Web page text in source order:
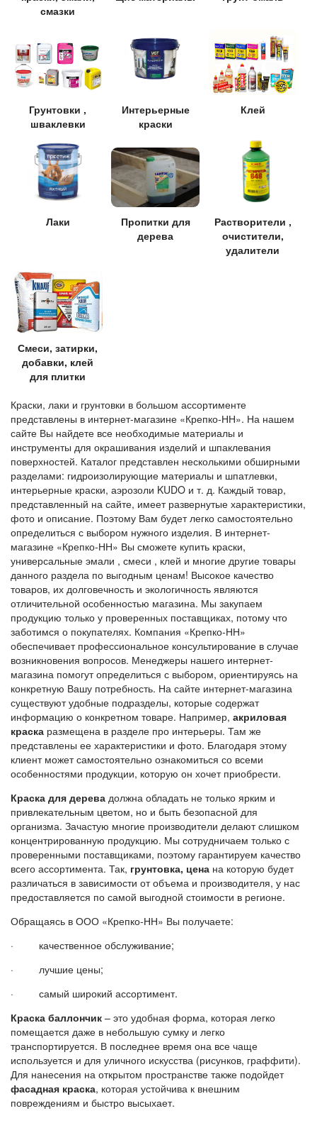
смазки
Грунтовки ,
шваклевки
Интерьерные
краски
Клей
Лаки
Пропитки для
дерева
Растворители ,
очистители,
удалители
Смеси, затирки,
добавки, клей
для плитки
Краски, лаки и грунтовки в большом ассортименте
представлены в интернет-магазине «Крепко-НН». На нашем
сайте Вы найдете все необходимые материалы и
инструменты для окрашивания изделий и шпаклевания
поверхностей. Каталог представлен несколькими обширными
разделами: гидроизолирующие материалы и шпатлевки,
интерьерные краски, аэрозоли KUDO и т. д. Каждый товар,
представленный на сайте, имеет развернутые характеристики,
фото и описание. Поэтому Вам будет легко самостоятельно
определиться с выбором нужного изделия. В интернет-
магазине «Крепко-НН» Вы сможете купить краски,
универсальные эмали , смеси , клей и многие другие товары
данного раздела по выгодным ценам! Высокое качество
товаров, их долговечность и экологичность являются
отличительной особенностью магазина. Мы закупаем
продукцию только у проверенных поставщиках, потому что
заботимся о покупателях. Компания «Крепко-НН»
обеспечивает профессиональное консультирование в случае
возникновения вопросов. Менеджеры нашего интернет-
магазина помогут определиться с выбором, ориентируясь на
конкретную Вашу потребность. На сайте интернет-магазина
существуют удобные подразделы, которые содержат
информацию о конкретном товаре. Например, акриловая
краска размещена в разделе про интерьеры. Там же
представлены ее характеристики и фото. Благодаря этому
клиент может самостоятельно ознакомиться со всеми
особенностями продукции, которую он хочет приобрести.
Краска для дерева должна обладать не только ярким и
привлекательным цветом, но и быть безопасной для
организма. Зачастую многие производители делают слишком
концентрированную продукцию. Мы сотрудничаем только с
проверенными поставщиками, поэтому гарантируем качество
всего ассортимента. Так, грунтовка, цена на которую будет
различаться в зависимости от объема и производителя, у нас
предоставляется по самой выгодной стоимости в регионе.
Обращаясь в ООО «Крепко-НН» Вы получаете:
· качественное обслуживание;
· лучшие цены;
· самый широкий ассортимент.
Краска баллончик – это удобная форма, которая легко
помещается даже в небольшую сумку и легко
транспортируется. В последнее время она все чаще
используется и для уличного искусства (рисунков, граффити).
Для нанесения на открытом пространстве также подойдет
фасадная краска, которая устойчива к внешним
повреждениям и быстро высыхает.